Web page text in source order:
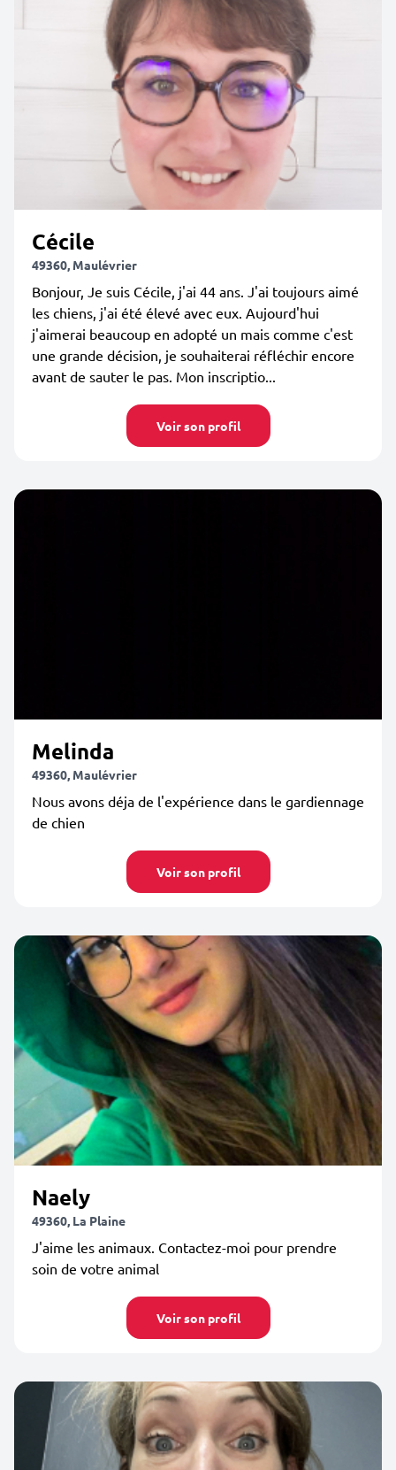
Cécile
49360, Maulévrier
Bonjour, Je suis Cécile, j'ai 44 ans. J'ai toujours aimé
les chiens, j'ai été élevé avec eux. Aujourd'hui
j'aimerai beaucoup en adopté un mais comme c'est
une grande décision, je souhaiterai réfléchir encore
avant de sauter le pas. Mon inscriptio...
Voir son profil
Melinda
49360, Maulévrier
Nous avons déja de l'expérience dans le gardiennage
de chien
Voir son profil
Naely
49360, La Plaine
J'aime les animaux. Contactez-moi pour prendre
soin de votre animal
Voir son profil